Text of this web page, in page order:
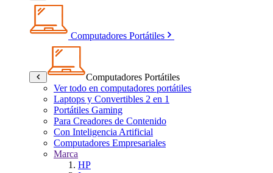
Computadores Portátiles
Computadores Portátiles
Ver todo en computadores portátiles
Laptops y Convertibles 2 en 1
Portátiles Gaming
Para Creadores de Contenido
Con Inteligencia Artificial
Computadores Empresariales
Marca
HP